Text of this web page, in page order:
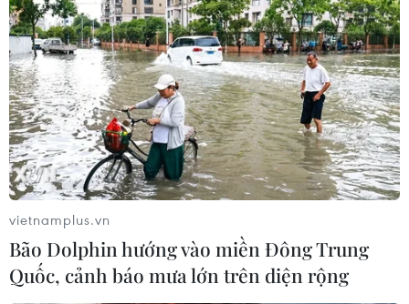
vietnamplus.vn
Bão Dolphin hướng vào miền Đông Trung
Quốc, cảnh báo mưa lớn trên diện rộng